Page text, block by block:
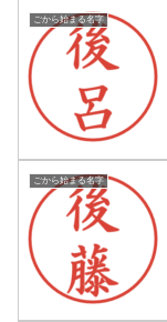
ごから始まる名字
ごから始まる名字